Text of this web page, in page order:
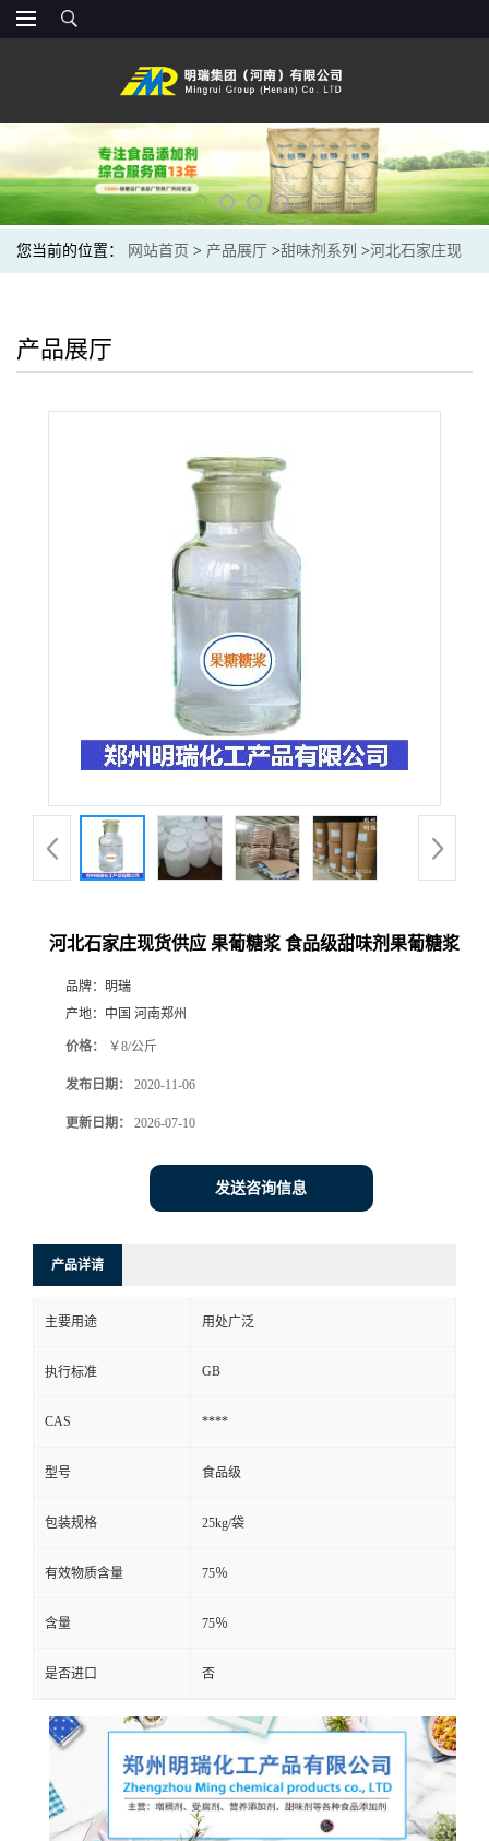
您当前的位置： 网站首页 > 产品展厅 >甜味剂系列 >河北石家庄现
产品展厅
河北石家庄现货供应 果葡糖浆 食品级甜味剂果葡糖浆
品牌： 明瑞
产地： 中国 河南郑州
价格： ￥8/公斤
发布日期： 2020-11-06
更新日期： 2026-07-10
发送咨询信息
产品详请
主要用途 用处广泛
执行标准 GB
CAS ****
型号 食品级
包装规格 25kg/袋
有效物质含量 75％
含量 75％
是否进口 否